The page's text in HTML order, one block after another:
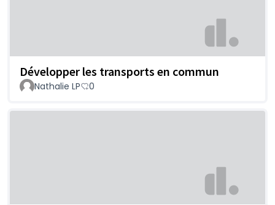
Développer les transports en commun
Nathalie LP 0